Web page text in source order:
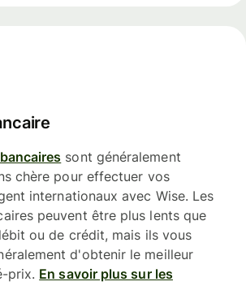
sont généralement
chère pour effectuer vos
internationaux avec Wise. Les
peuvent être plus lents que
ou de crédit, mais ils vous
d'obtenir le meilleur
prix. En savoir plus sur les